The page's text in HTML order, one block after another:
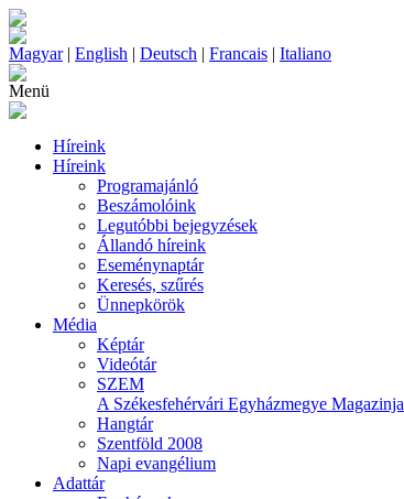
Magyar| English | Deutsch | Francais | Italiano
Menü
Híreink
Híreink
Programajánló
Beszámolóink
Legutóbbi bejegyzések
Állandó híreink
Eseménynaptár
Keresés, szűrés
Ünnepkörök
Média
Képtár
Videótár
SZEM
A Székesfehérvári Egyházmegye Magazinja
Hangtár
Szentföld 2008
Napi evangélium
Adattár